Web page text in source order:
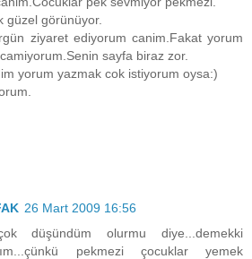
güzel görünüyor.
ziyaret ediyorum canim.Fakat yorum
sayfa biraz zor.
yorum yazmak cok istiyorum oysa:)
26 Mart 2009 16:56
düşündüm olurmu diye...demekki
pekmezi çocuklar yemek